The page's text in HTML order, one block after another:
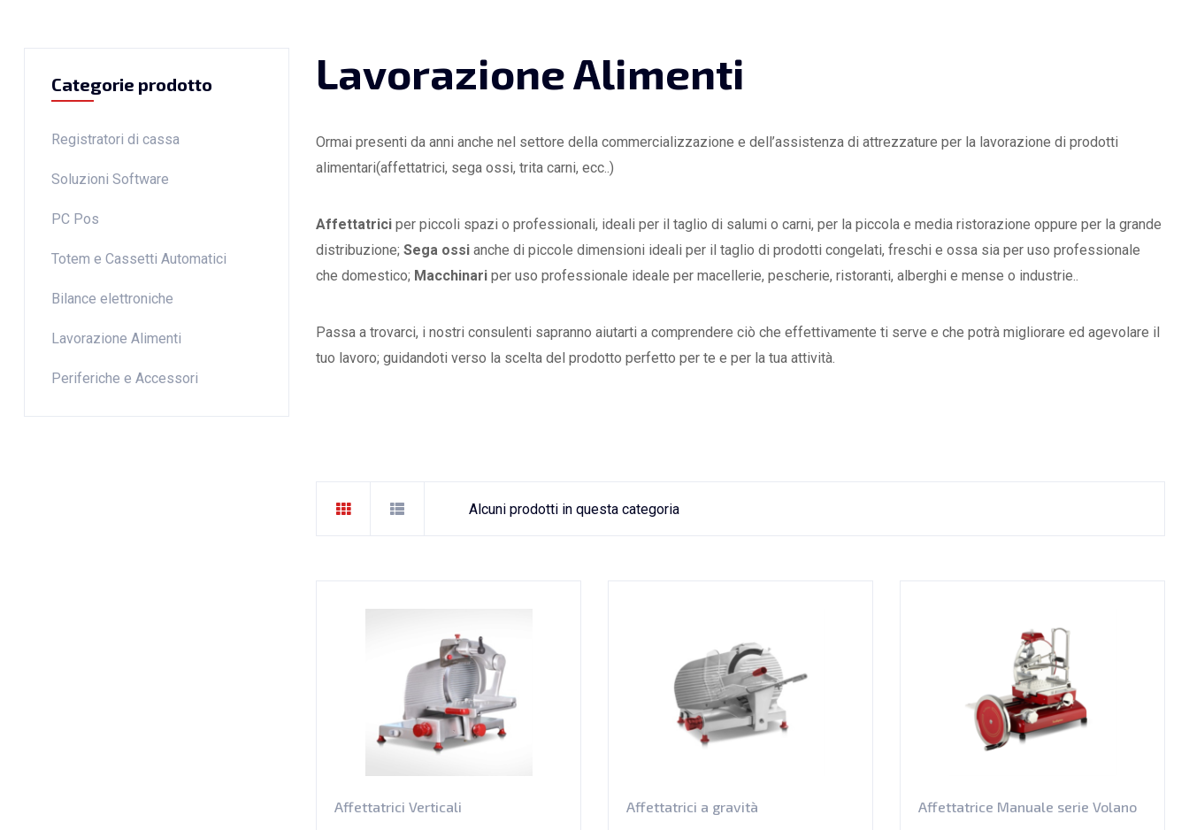
Categorie prodotto
Registratori di cassa
Soluzioni Software
PC Pos
Totem e Cassetti Automatici
Bilance elettroniche
Lavorazione Alimenti
Periferiche e Accessori
Lavorazione Alimenti
Ormai presenti da anni anche nel settore della commercializzazione e dell’assistenza di attrezzature per la lavorazione di prodotti
alimentari(affettatrici, sega ossi, trita carni, ecc..)
Affettatrici per piccoli spazi o professionali, ideali per il taglio di salumi o carni, per la piccola e media ristorazione oppure per la grande
distribuzione; Sega ossi anche di piccole dimensioni ideali per il taglio di prodotti congelati, freschi e ossa sia per uso professionale
che domestico; Macchinari per uso professionale ideale per macellerie, pescherie, ristoranti, alberghi e mense o industrie..
Passa a trovarci, i nostri consulenti sapranno aiutarti a comprendere ciò che effettivamente ti serve e che potrà migliorare ed agevolare il
tuo lavoro; guidandoti verso la scelta del prodotto perfetto per te e per la tua attività.
Alcuni prodotti in questa categoria
Affettatrici Verticali
Affettatrici a gravità
Affettatrice Manuale serie Volano